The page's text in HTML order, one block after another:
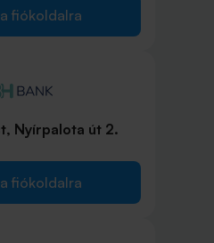
fiókoldalra
Nyírpalota út 2.
fiókoldalra